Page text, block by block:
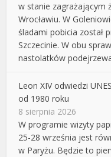
w stanie zagrażającym
Wrocławiu. W
śladami pobicia został
Szczecinie. W obu
nastolatków
Leon XIV odwiedzi
od 1980 roku
8 sierpnia 2026
W programie wizyty
25-28 września jest
w Paryżu. Będzie to